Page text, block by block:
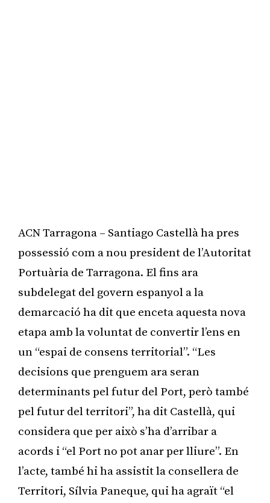
ACN Tarragona – Santiago Castellà ha pres
possessió com a nou president de l’Autoritat
Portuària de Tarragona. El fins ara
subdelegat del govern espanyol a la
demarcació ha dit que enceta aquesta nova
etapa amb la voluntat de convertir l’ens en
un “espai de consens territorial”. “Les
decisions que prenguem ara seran
determinants pel futur del Port, però també
pel futur del territori”, ha dit Castellà, qui
considera que per això s’ha d’arribar a
acords i “el Port no pot anar per lliure”. En
l’acte, també hi ha assistit la consellera de
Territori, Sílvia Paneque, qui ha agraït “el